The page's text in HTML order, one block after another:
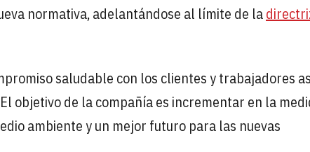
normativa, adelantándose al límite de la
saludable con los clientes y trabajadores
objetivo de la compañía es incrementar en la
ambiente y un mejor futuro para las nuevas